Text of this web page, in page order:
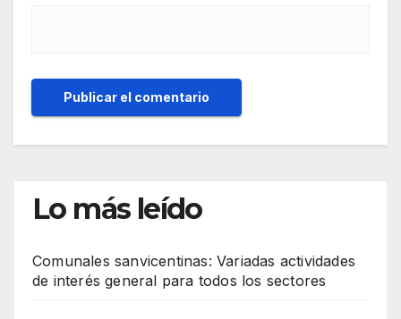
Lo más leído
Comunales sanvicentinas: Variadas actividades
de interés general para todos los sectores